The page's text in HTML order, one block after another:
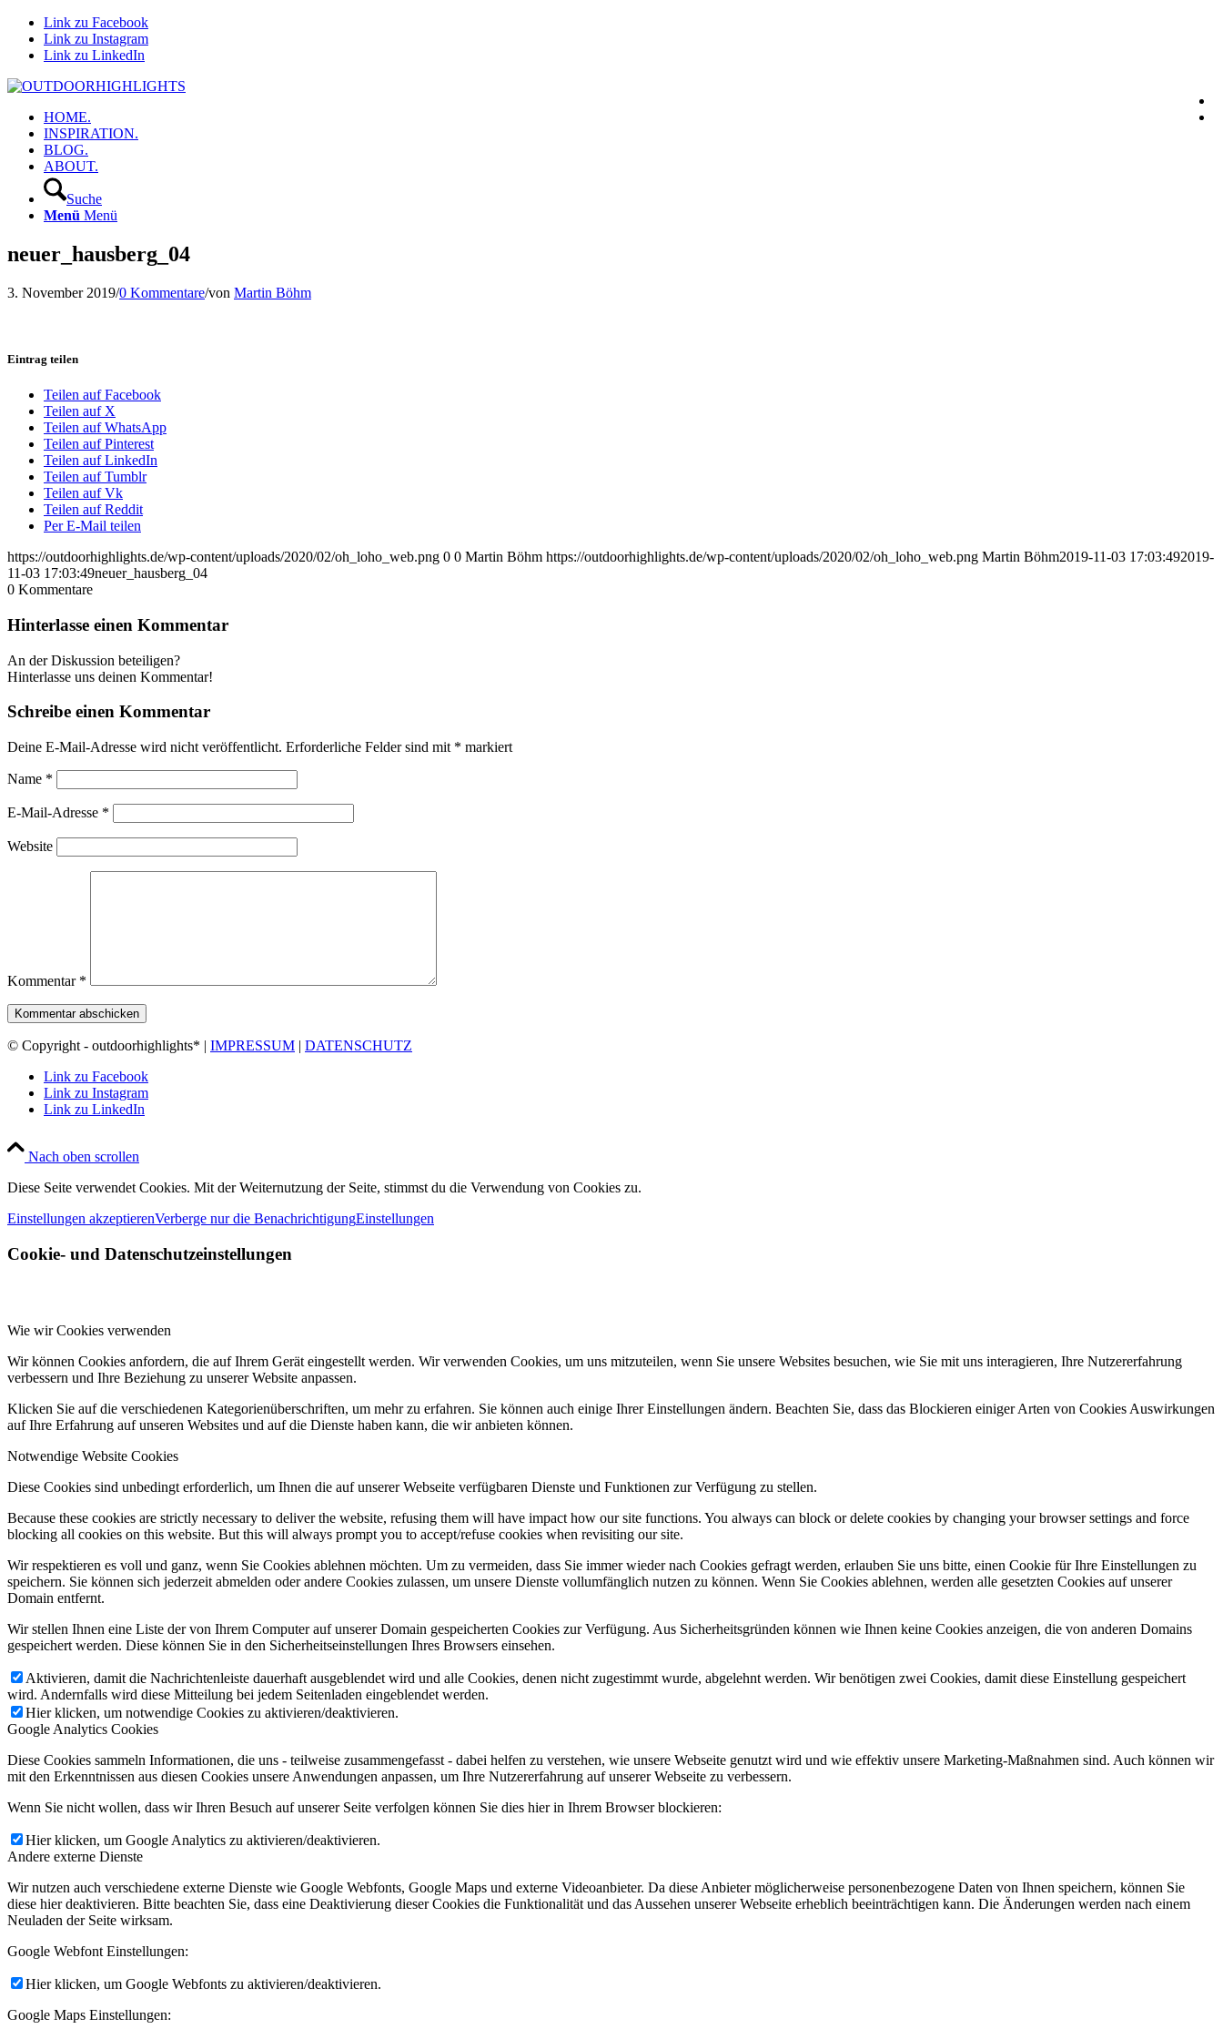
Link zu Facebook
Link zu Instagram
Link zu LinkedIn
HOME.
INSPIRATION.
BLOG.
ABOUT.
Suche
Menü Menü
neuer_hausberg_04
3. November 2019/0 Kommentare/von Martin Böhm
Eintrag teilen
Teilen auf Facebook
Teilen auf X
Teilen auf WhatsApp
Teilen auf Pinterest
Teilen auf LinkedIn
Teilen auf Tumblr
Teilen auf Vk
Teilen auf Reddit
Per E-Mail teilen
https://outdoorhighlights.de/wp-content/uploads/2020/02/oh_loho_web.png 0 0 Martin Böhm https://outdoorhighlights.de/wp-content/uploads/2020/02/oh_loho_web.png Martin Böhm2019-11-03 17:03:492019-
11-03 17:03:49neuer_hausberg_04
0 Kommentare
Hinterlasse einen Kommentar
An der Diskussion beteiligen?
Hinterlasse uns deinen Kommentar!
Schreibe einen Kommentar
Deine E-Mail-Adresse wird nicht veröffentlicht. Erforderliche Felder sind mit * markiert
Name *
E-Mail-Adresse *
Website
Kommentar *
© Copyright - outdoorhighlights* | IMPRESSUM | DATENSCHUTZ
Link zu Facebook
Link zu Instagram
Link zu LinkedIn
Nach oben scrollen
Diese Seite verwendet Cookies. Mit der Weiternutzung der Seite, stimmst du die Verwendung von Cookies zu.
Einstellungen akzeptierenVerberge nur die BenachrichtigungEinstellungen
Cookie- und Datenschutzeinstellungen
Wie wir Cookies verwenden
Wir können Cookies anfordern, die auf Ihrem Gerät eingestellt werden. Wir verwenden Cookies, um uns mitzuteilen, wenn Sie unsere Websites besuchen, wie Sie mit uns interagieren, Ihre Nutzererfahrung
verbessern und Ihre Beziehung zu unserer Website anpassen.
Klicken Sie auf die verschiedenen Kategorienüberschriften, um mehr zu erfahren. Sie können auch einige Ihrer Einstellungen ändern. Beachten Sie, dass das Blockieren einiger Arten von Cookies Auswirkungen
auf Ihre Erfahrung auf unseren Websites und auf die Dienste haben kann, die wir anbieten können.
Notwendige Website Cookies
Diese Cookies sind unbedingt erforderlich, um Ihnen die auf unserer Webseite verfügbaren Dienste und Funktionen zur Verfügung zu stellen.
Because these cookies are strictly necessary to deliver the website, refusing them will have impact how our site functions. You always can block or delete cookies by changing your browser settings and force
blocking all cookies on this website. But this will always prompt you to accept/refuse cookies when revisiting our site.
Wir respektieren es voll und ganz, wenn Sie Cookies ablehnen möchten. Um zu vermeiden, dass Sie immer wieder nach Cookies gefragt werden, erlauben Sie uns bitte, einen Cookie für Ihre Einstellungen zu
speichern. Sie können sich jederzeit abmelden oder andere Cookies zulassen, um unsere Dienste vollumfänglich nutzen zu können. Wenn Sie Cookies ablehnen, werden alle gesetzten Cookies auf unserer
Domain entfernt.
Wir stellen Ihnen eine Liste der von Ihrem Computer auf unserer Domain gespeicherten Cookies zur Verfügung. Aus Sicherheitsgründen können wie Ihnen keine Cookies anzeigen, die von anderen Domains
gespeichert werden. Diese können Sie in den Sicherheitseinstellungen Ihres Browsers einsehen.
Aktivieren, damit die Nachrichtenleiste dauerhaft ausgeblendet wird und alle Cookies, denen nicht zugestimmt wurde, abgelehnt werden. Wir benötigen zwei Cookies, damit diese Einstellung gespeichert
wird. Andernfalls wird diese Mitteilung bei jedem Seitenladen eingeblendet werden.
Hier klicken, um notwendige Cookies zu aktivieren/deaktivieren.
Google Analytics Cookies
Diese Cookies sammeln Informationen, die uns - teilweise zusammengefasst - dabei helfen zu verstehen, wie unsere Webseite genutzt wird und wie effektiv unsere Marketing-Maßnahmen sind. Auch können wir
mit den Erkenntnissen aus diesen Cookies unsere Anwendungen anpassen, um Ihre Nutzererfahrung auf unserer Webseite zu verbessern.
Wenn Sie nicht wollen, dass wir Ihren Besuch auf unserer Seite verfolgen können Sie dies hier in Ihrem Browser blockieren:
Hier klicken, um Google Analytics zu aktivieren/deaktivieren.
Andere externe Dienste
Wir nutzen auch verschiedene externe Dienste wie Google Webfonts, Google Maps und externe Videoanbieter. Da diese Anbieter möglicherweise personenbezogene Daten von Ihnen speichern, können Sie
diese hier deaktivieren. Bitte beachten Sie, dass eine Deaktivierung dieser Cookies die Funktionalität und das Aussehen unserer Webseite erheblich beeinträchtigen kann. Die Änderungen werden nach einem
Neuladen der Seite wirksam.
Google Webfont Einstellungen:
Hier klicken, um Google Webfonts zu aktivieren/deaktivieren.
Google Maps Einstellungen: